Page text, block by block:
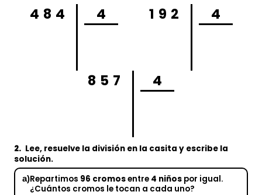
484 4 192 4
857 4
2. Lee, resuelve la división en la casita y escribe la
solución.
a)Repartimos 96 cromosentre 4 niñospor igual.
¿Cuántos cromos le tocan a cada uno?